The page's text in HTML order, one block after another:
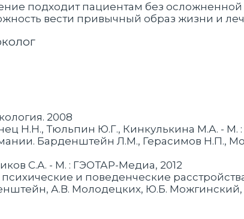
подходит пациентам без
вести привычный образ жизни и
2008
Н.Н., Тюльпин Ю.Г., Кинкулькина М.А. - М.
Барденштейн Л.М., Герасимов Н.П.,
С.А. - М. : ГЭОТАР-Медиа, 2012
и поведенческие
А.В. Молодецких, Ю.Б. Можгинский,